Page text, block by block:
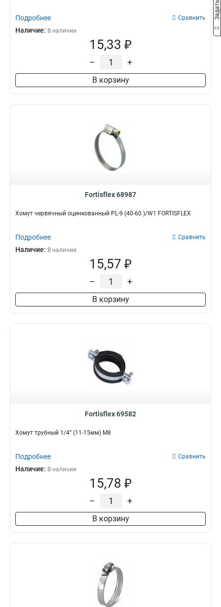
Подробнее Сравнить
Наличие: В наличии
15,33 ₽
– +
В корзину
Fortisflex 68987
Хомут червячный оцинкованный PL-9 (40-60 )/W1 FORTISFLEX
Подробнее Сравнить
Наличие: В наличии
15,57 ₽
– +
В корзину
Fortisflex 69582
Хомут трубный 1/4” (11-15мм) М8
Подробнее Сравнить
Наличие: В наличии
15,78 ₽
– +
В корзину